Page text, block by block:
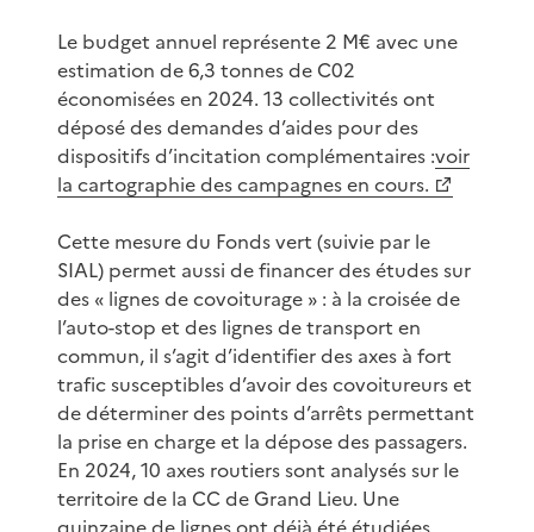
Le budget annuel représente 2 M€ avec une
estimation de 6,3 tonnes de C02
économisées en 2024. 13 collectivités ont
déposé des demandes d’aides pour des
dispositifs d’incitation complémentaires :voir
la cartographie des campagnes en cours.
Cette mesure du Fonds vert (suivie par le
SIAL) permet aussi de financer des études sur
des « lignes de covoiturage » : à la croisée de
l’auto-stop et des lignes de transport en
commun, il s’agit d’identifier des axes à fort
trafic susceptibles d’avoir des covoitureurs et
de déterminer des points d’arrêts permettant
la prise en charge et la dépose des passagers.
En 2024, 10 axes routiers sont analysés sur le
territoire de la CC de Grand Lieu. Une